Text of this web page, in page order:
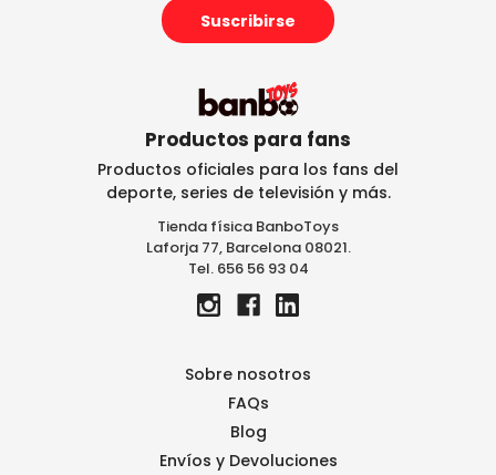
Productos para fans
Productos oficiales para los fans del
deporte, series de televisión y más.
Tienda física BanboToys
Laforja 77, Barcelona 08021.
Tel. 656 56 93 04
Sobre nosotros
FAQs
Blog
Envíos y Devoluciones
e